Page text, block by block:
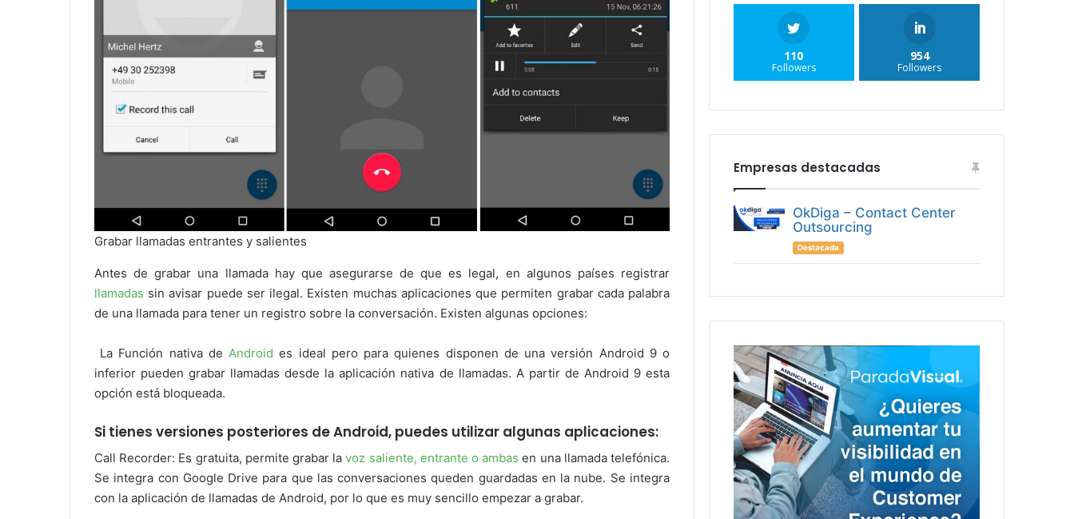
Grabar llamadas entrantes y salientes
Antes de grabar una llamada hay que asegurarse de que es legal, en algunos países registrar
llamadas sin avisar puede ser ilegal. Existen muchas aplicaciones que permiten grabar cada palabra
de una llamada para tener un registro sobre la conversación. Existen algunas opciones:
La Función nativa deAndroid es ideal pero para quienes disponen de una versión Android 9 o
inferior pueden grabar llamadas desde la aplicación nativa de llamadas. A partir de Android 9 esta
opción está bloqueada.
Si tienes versiones posteriores de Android, puedes utilizar algunas aplicaciones:
Call Recorder: Es gratuita, permite grabar lavoz saliente, entrante o ambas en una llamada telefónica.
Se integra con Google Drive para que las conversaciones queden guardadas en la nube. Se integra
con la aplicación de llamadas de Android, por lo que es muy sencillo empezar a grabar.
110
Followers
954
Followers
Empresas destacadas
OkDiga – Contact Center
Outsourcing
Destacada